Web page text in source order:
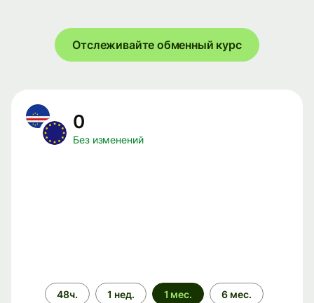
Отслеживайте обменный курс
0
Без изменений
Период 48ч. 1 нед. 1 мес. 6 мес.